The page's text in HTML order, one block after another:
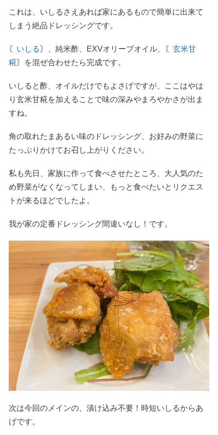
これは、いしるさえあれば家にあるもので簡単に出来て
しまう絶品ドレッシングです。
〘 いしる〙、純米酢、EXVオリーブオイル、〘 玄米甘
糀〙を混ぜ合わせたら完成です。
いしると酢、オイルだけでもよさげですが、ここはやは
り玄米甘糀を加えることで味の深みやまろやかさが出ま
すね。
角の取れたまあるい味のドレッシング、お好みの野菜に
たっぷりかけてお召し上がりください。
私も先日、家族に作って食べさせたところ、大人気のた
め野菜がなくなってしまい、もっと食べたいとリクエス
トが来るほどでしたよ。
我が家の定番ドレッシング間違いなし！です。
次は今回のメインの、漬け込み不要！時短いしるからあ
げです。